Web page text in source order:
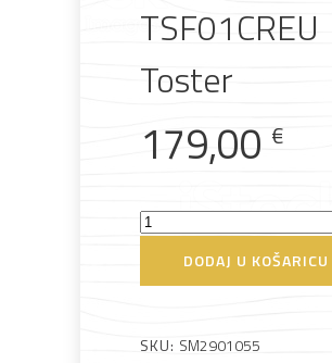
materijali
Metalna
galanterija
ElektromaterijalVijčana
roba
TSF01CREU
Toster
179,00 €
Smeg
DODAJ U KOŠARICU
SKU: SM2901055